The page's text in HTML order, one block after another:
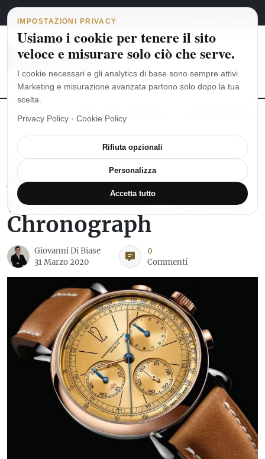
Vai al contenuto
Navigazione principale
6 agosto 2026 italiano
MoonSwatch: dalle origini al MISSION TO THE MOONPHASE
AUDEMARS PIGUET
Audemars Piguet
[Re]Master01 Flyback
Chronograph
Giovanni Di Biase
31 Marzo 2020
0
Commenti
IMPOSTAZIONI PRIVACY
Usiamo i cookie per tenere il sito
veloce e misurare solo ciò che serve.
I cookie necessari e gli analytics di base sono sempre attivi.
Marketing e misurazione avanzata partono solo dopo la tua
scelta.
Privacy Policy · Cookie Policy
Rifiuta opzionali
Personalizza
Accetta tutto